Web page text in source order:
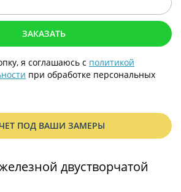
ЗАКАЗАТЬ
я соглашаюсь с политикой
при обработке персональных
ПОД ВАШИ ЗАМЕРЫ
двустворчатой